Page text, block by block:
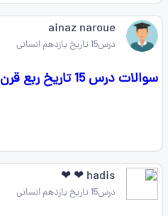
ainaz naroue
درس15 تاریخ یازدهم انسانی
سوالات درس 15 تاریخ ربع قرن سیطره آمریکا برایران
hadis ❤ ❤
درس15 تاریخ یازدهم انسانی